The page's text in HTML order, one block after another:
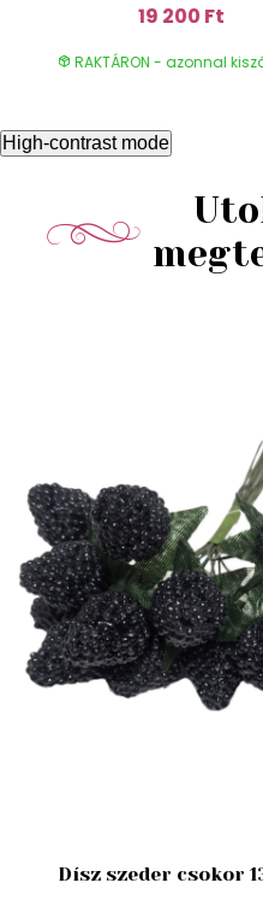
19 200 Ft
RAKTÁRON - azonnal
High-contrast mode
Dísz szeder csokor